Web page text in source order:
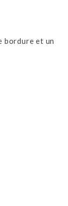
bordure et un